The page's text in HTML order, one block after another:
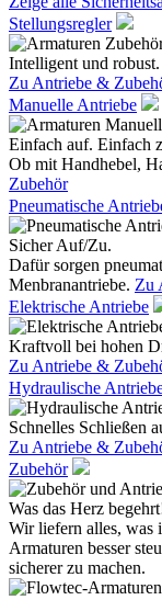
Stellungsregler
Intelligent und robust.
Zu Antriebe &
Manuelle Antriebe
Einfach auf. Einfach
Ob mit Handhebel,
Zubehör
Pneumatische
Sicher Auf/Zu.
Dafür sorgen
Menbranantriebe. Zu
Elektrische Antriebe
Kraftvoll bei hohen
Zu Antriebe &
Hydraulische
Schnelles Schließen
Zu Antriebe &
Zubehör
Was das Herz
Wir liefern alles, was
Armaturen besser
sicherer zu machen.